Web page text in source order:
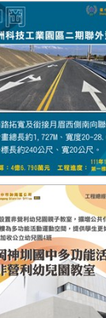
技園區二期聯外道